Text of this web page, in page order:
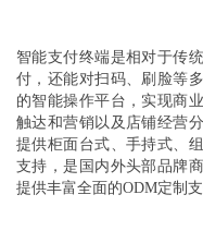
智能支付终端是相对于传
付，还能对扫码、刷脸等
的智能操作平台，实现商
触达和营销以及店铺经营
提供柜面台式、手持式、
支持，是国内外头部品牌
提供丰富全面的ODM定制支